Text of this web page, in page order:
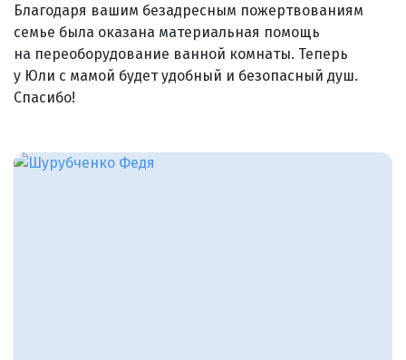
Благодаря вашим безадресным пожертвованиям
семье была оказана материальная помощь
на переоборудование ванной комнаты. Теперь
у Юли с мамой будет удобный и безопасный душ.
Спасибо!